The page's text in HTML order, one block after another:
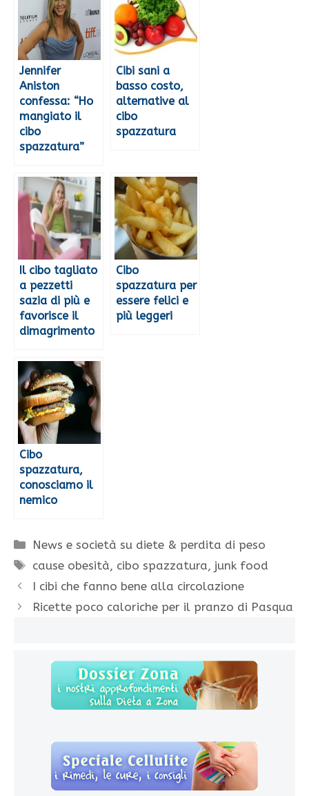
Jennifer
Aniston
confessa: “Ho
mangiato il
cibo
spazzatura”
Cibi sani a
basso costo,
alternative al
cibo
spazzatura
Il cibo tagliato
a pezzetti
sazia di più e
favorisce il
dimagrimento
Cibo
spazzatura per
essere felici e
più leggeri
Cibo
spazzatura,
conosciamo il
nemico
Categorie
News e società su diete & perdita di peso
Tag
cause obesità, cibo spazzatura, junk food
I cibi che fanno bene alla circolazione
Ricette poco caloriche per il pranzo di Pasqua